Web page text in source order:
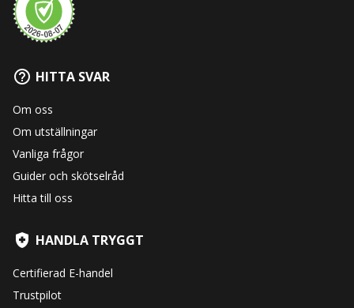
HITTA SVAR
Om oss
Om utställningar
Vanliga frågor
Guider och skötselråd
Hitta till oss
HANDLA TRYGGT
Certifierad E-handel
Trustpilot